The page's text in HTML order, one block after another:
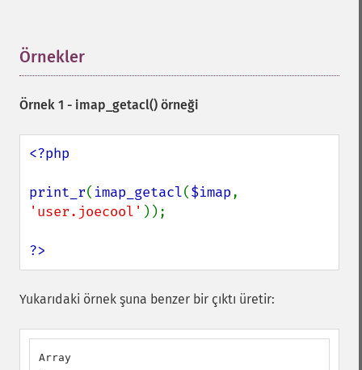
Örnekler
Örnek 1 - imap_getacl() örneği
<?php
print_r( imap_getacl($imap
'user.joecool' ));
?>
Yukarıdaki örnek şuna benzer bir çıktı üretir:
Array